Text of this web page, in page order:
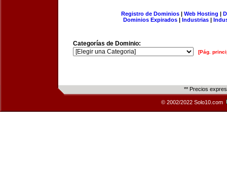
Registro de Dominios| Web Hosting |
Dominios Expirados | Industrias |
Categorías de Dominio:
[Pág.
** Precios
© 2002/2022 Solo10.com